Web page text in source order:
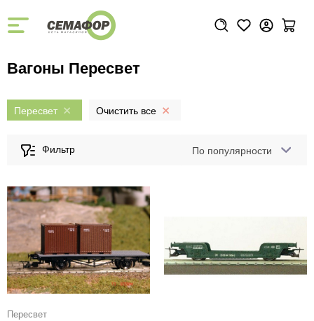
Вагоны Пересвет
Пересвет
По популярности
Пересвет